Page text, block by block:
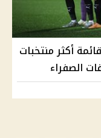
أكثر منتخبات